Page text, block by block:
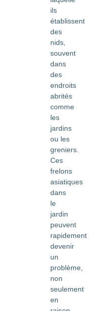
ils
établissent
des
nids,
souvent
dans
des
endroits
abrités
comme
les
jardins
ou les
greniers.
Ces
frelons
asiatiques
dans
le
jardin
peuvent
rapidement
devenir
un
problème,
non
seulement
en